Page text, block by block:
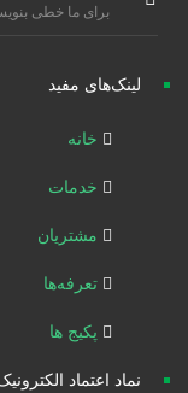
برای ما خطی بنویسید
لینک‌های مفید
خانه
خدمات
مشتریان
تعرفه‌ها
پکیج ها
نماد اعتماد الکترونیک